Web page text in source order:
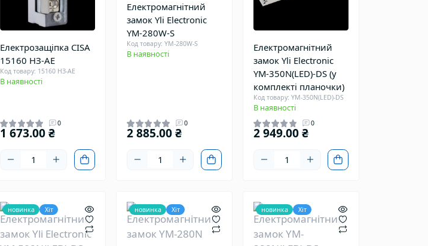
Електрозащіпка CISA
15160 НЗ-АЕ
Код товару: 15160 НЗ-АЕ
В наявності
0
1 673.00 ₴
Електромагнітний
замок Yli Electronic
YM-280W-S
Код товару: YM-280W-S
В наявності
0
2 885.00 ₴
Електромагнітний
замок Yli Electronic
YM-350N(LED)-DS (у
комплекті планочки)
Код товару: YM-350N(LED)-DS
В наявності
0
2 949.00 ₴
новинка Хіт новинка Хіт новинка Хіт